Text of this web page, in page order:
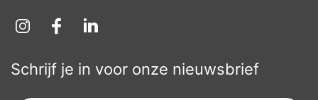
Schrijf je in voor onze nieuwsbrief